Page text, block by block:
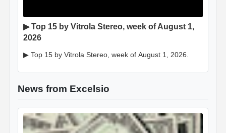
▶ Top 15 by Vitrola Stereo, week of August 1,
2026
▶ Top 15 by Vitrola Stereo, week of August 1, 2026.
News from Excelsio